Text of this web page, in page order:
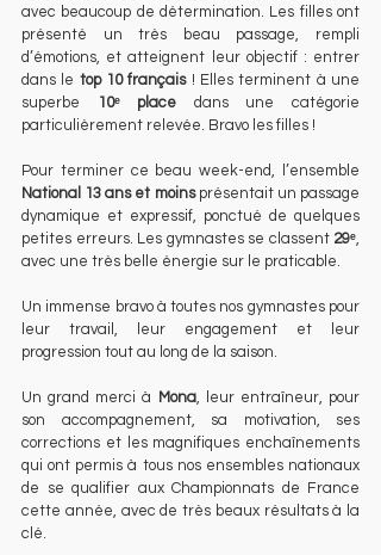
avec beaucoup de détermination. Les filles ont
présenté un très beau passage, rempli
d’émotions, et atteignent leur objectif : entrer
dans le top 10 français ! Elles terminent à une
superbe
10ᵉ place dans une catégorie
particulièrement relevée. Bravo les filles !
National 13 ans et moins présentait un passage
dynamique et expressif, ponctué de quelques
petites erreurs. Les gymnastes se classent 29ᵉ,
avec une très belle énergie sur le praticable.
Un immense bravo à toutes nos gymnastes pour
leur travail, leur engagement et leur
progression tout au long de la saison.
Un grand merci à Mona, leur entraîneur, pour
son accompagnement, sa motivation, ses
corrections et les magnifiques enchaînements
qui ont permis à tous nos ensembles nationaux
de se qualifier aux Championnats de France
cette année, avec de très beaux résultats à la
clé.